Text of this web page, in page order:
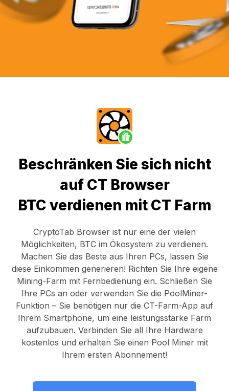
Beschränken Sie sich nicht
auf CT Browser
BTC verdienen mit CT Farm
CryptoTab Browser ist nur eine der vielen
Möglichkeiten, BTC im Ökosystem zu verdienen.
Machen Sie das Beste aus Ihren PCs, lassen Sie
diese Einkommen generieren! Richten Sie Ihre eigene
Mining-Farm mit Fernbedienung ein. Schließen Sie
Ihre PCs an oder verwenden Sie die PoolMiner-
Funktion – Sie benötigen nur die CT-Farm-App auf
Ihrem Smartphone, um eine leistungsstarke Farm
aufzubauen. Verbinden Sie all Ihre Hardware
kostenlos und erhalten Sie einen Pool Minermit
Ihrem ersten Abonnement!